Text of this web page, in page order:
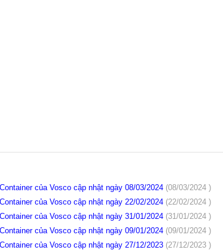
Container của Vosco cập nhật ngày 08/03/2024 (08/03/2024 )
Container của Vosco cập nhật ngày 22/02/2024 (22/02/2024 )
Container của Vosco cập nhật ngày 31/01/2024 (31/01/2024 )
Container của Vosco cập nhật ngày 09/01/2024 (09/01/2024 )
Container của Vosco cập nhật ngày 27/12/2023 (27/12/2023 )